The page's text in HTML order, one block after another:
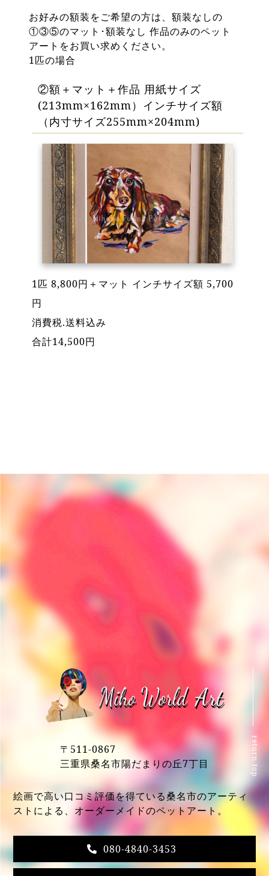
お好みの額装をご希望の方は、額装なしの
①③⑤のマット･額装なし 作品のみのペット
アートをお買い求めください。
1匹の場合
②額＋マット＋作品 用紙サイズ
(213mm×162mm）インチサイズ額
（内寸サイズ255mm×204mm)
1匹 8,800円＋マット インチサイズ額 5,700
円
消費税.送料込み
合計14,500円
return top
〒511-0867
三重県桑名市陽だまりの丘7丁目
絵画で高い口コミ評価を得ている桑名市のアーティ
ストによる、オーダーメイドのペットアート。
080-4840-3453